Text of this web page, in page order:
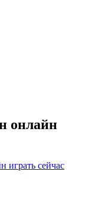
онлайн